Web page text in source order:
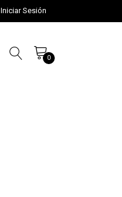
Iniciar Sesión
0